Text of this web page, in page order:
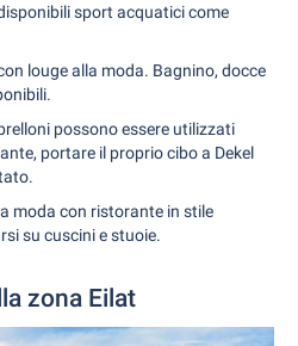
sport acquatici come
louge alla moda. Bagnino, docce
possono essere utilizzati
portare il proprio cibo a Dekel
moda con ristorante in stile
su cuscini e stuoie.
zona Eilat